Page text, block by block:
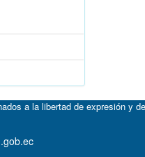
a la libertad de expresión y